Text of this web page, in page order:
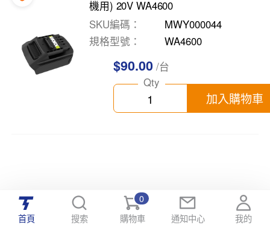
機用) 20V WA4600
SKU編碼
MWY000044
規格型號
WA4600
$90.00 /台
Qty
加入購物車
首頁 搜索
0
購物車
通知中心 我的